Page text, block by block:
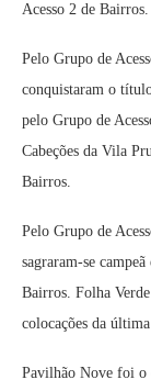
Acesso 2 de Bairros.
Pelo Grupo de
conquistaram o
pelo Grupo de
Cabeções da Vila
Bairros.
Pelo Grupo de
sagraram-se
Bairros. Folha
colocações da
Pavilhão Nove foi o